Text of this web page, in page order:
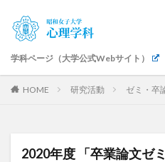
学科ページ（大学公式Webサイト）
HOME 研究活動 ゼミ・卒
2020年度 「卒業論文ゼ